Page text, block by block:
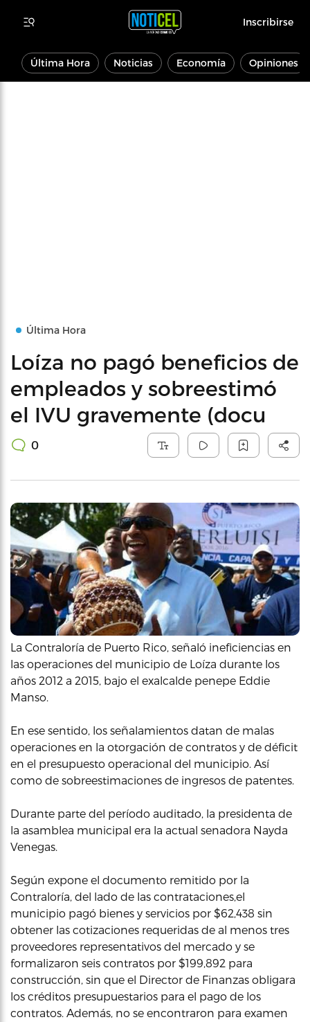
Inscribirse
Última Hora Noticias Economía Opiniones
Última Hora
Loíza no pagó beneficios de
empleados y sobreestimó
el IVU gravemente (docu
0
La Contraloría de Puerto Rico, señaló ineficiencias en
las operaciones del municipio de Loíza durante los
años 2012 a 2015, bajo el exalcalde penepe Eddie
Manso.
En ese sentido, los señalamientos datan de malas
operaciones en la otorgación de contratos y de déficit
en el presupuesto operacional del municipio. Así
como de sobreestimaciones de ingresos de patentes.
Durante parte del período auditado, la presidenta de
la asamblea municipal era la actual senadora Nayda
Venegas.
Según expone el documento remitido por la
Contraloría, del lado de las contrataciones,el
municipio pagó bienes y servicios por $62,438 sin
obtener las cotizaciones requeridas de al menos tres
proveedores representativos del mercado y se
formalizaron seis contratos por $199,892 para
construcción, sin que el Director de Finanzas obligara
los créditos presupuestarios para el pago de los
contratos. Además, no se encontraron para examen